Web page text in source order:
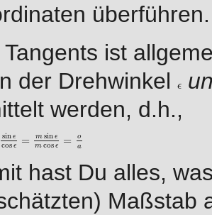
überführen.
Tangents ist
der Drehwinkel
ϵ
ϵ
werden, d.h.,
sin ϵ
cos ϵ = m sin ϵ
m cos ϵ =
o
a
ϵcos =msin cos
hast Du alles,
Maßstab